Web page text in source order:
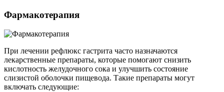
Фармакотерапия
При лечении рефлюкс гастрита часто назначаются
лекарственные препараты, которые помогают снизить
кислотность желудочного сока и улучшить состояние
слизистой оболочки пищевода. Такие препараты могут
включать следующие: